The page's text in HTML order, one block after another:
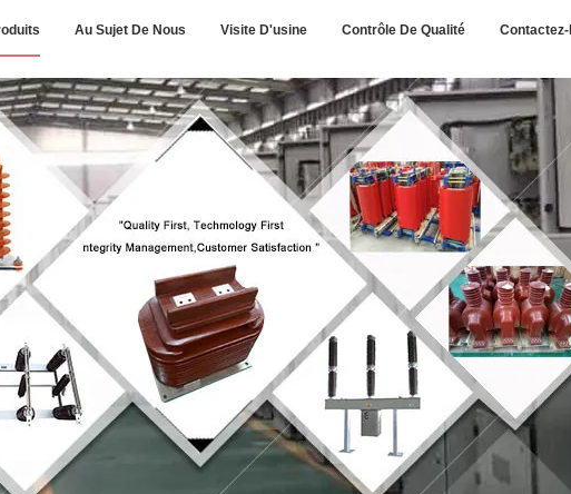
Au Sujet De Nous Visite D'usine Contrôle De Qualité Contactez-